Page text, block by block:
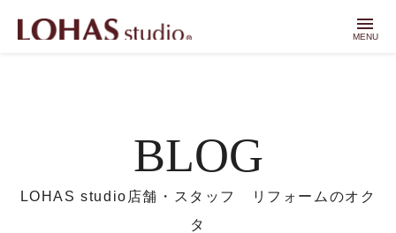
menu
MENU
BLOG
LOHAS studio店舗・スタッフ リフォームのオク
タ